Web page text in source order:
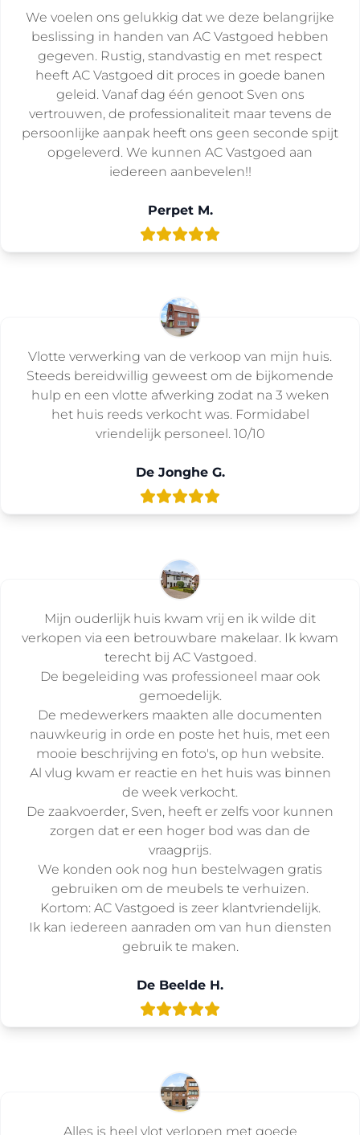
We voelen ons gelukkig dat we deze belangrijke
beslissing in handen van AC Vastgoed hebben
gegeven. Rustig, standvastig en met respect
heeft AC Vastgoed dit proces in goede banen
geleid. Vanaf dag één genoot Sven ons
vertrouwen, de professionaliteit maar tevens de
persoonlijke aanpak heeft ons geen seconde spijt
opgeleverd. We kunnen AC Vastgoed aan
iedereen aanbevelen!!
Perpet M.
Vlotte verwerking van de verkoop van mijn huis.
Steeds bereidwillig geweest om de bijkomende
hulp en een vlotte afwerking zodat na 3 weken
het huis reeds verkocht was. Formidabel
vriendelijk personeel. 10/10
De Jonghe G.
Mijn ouderlijk huis kwam vrij en ik wilde dit
verkopen via een betrouwbare makelaar. Ik kwam
terecht bij AC Vastgoed.
De begeleiding was professioneel maar ook
gemoedelijk.
De medewerkers maakten alle documenten
nauwkeurig in orde en poste het huis, met een
mooie beschrijving en foto's, op hun website.
Al vlug kwam er reactie en het huis was binnen
de week verkocht.
De zaakvoerder, Sven, heeft er zelfs voor kunnen
zorgen dat er een hoger bod was dan de
vraagprijs.
We konden ook nog hun bestelwagen gratis
gebruiken om de meubels te verhuizen.
Kortom: AC Vastgoed is zeer klantvriendelijk.
Ik kan iedereen aanraden om van hun diensten
gebruik te maken.
De Beelde H.
Alles is heel vlot verlopen met goede